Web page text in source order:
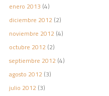
enero 2013 (4)
diciembre 2012 (2)
noviembre 2012 (4)
octubre 2012 (2)
septiembre 2012 (4)
agosto 2012 (3)
julio 2012 (3)